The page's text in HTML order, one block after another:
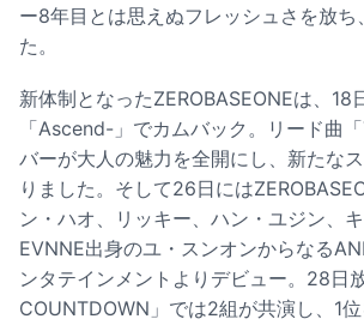
ー8年目とは思えぬフレッシュさを放ち
た。
新体制となったZEROBASEONEは、18
「Ascend-」でカムバック。リード曲
バーが大人の魅力を全開にし、新たな
りました。そして26日には
ン・ハオ、リッキー、ハン・ユジン、キ
EVNNE出身のユ・スンオンからなる
ンタテインメントよりデビュー。28日
COUNTDOWN」では2組が共演し、1